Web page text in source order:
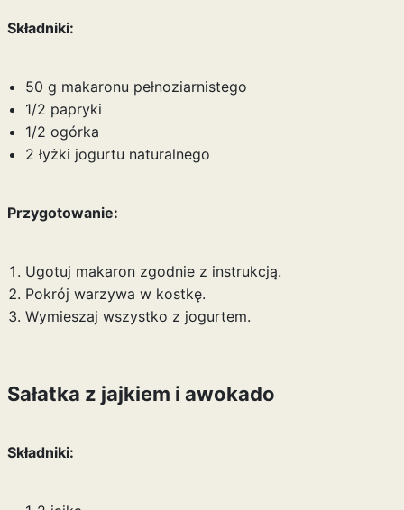
Składniki:
50 g makaronu pełnoziarnistego
1/2 papryki
1/2 ogórka
2 łyżki jogurtu naturalnego
Przygotowanie:
Ugotuj makaron zgodnie z instrukcją.
Pokrój warzywa w kostkę.
Wymieszaj wszystko z jogurtem.
Sałatka z jajkiem i awokado
Składniki: